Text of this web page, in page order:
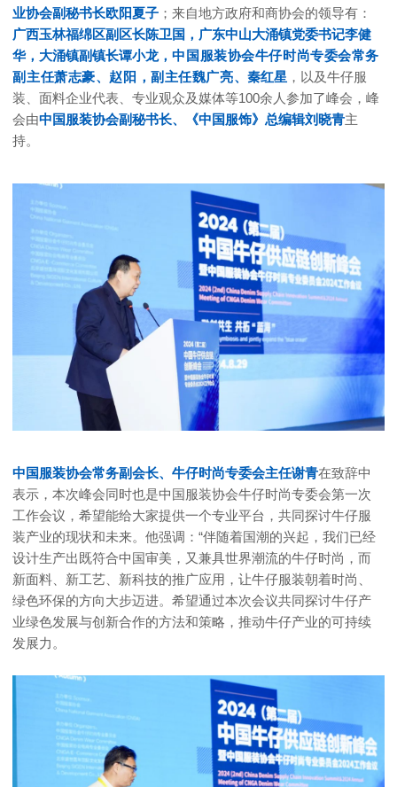
业协会副秘书长欧阳夏子 ；来自地方政府和商协会的领导有：
广西玉林福绵区副区长陈卫国，广东中山大涌镇党委书记李健
华，大涌镇副镇长谭小龙，中国服装协会牛仔时尚专委会常务
副主任萧志豪、赵阳，副主任魏广亮、秦红星 ，以及牛仔服
装、面料企业代表、专业观众及媒体等100余人参加了峰会，峰
会由中国服装协会副秘书长、《中国服饰》总编辑刘晓青主
持。
中国服装协会常务副会长、牛仔时尚专委会主任谢青在致辞中
表示，本次峰会同时也是中国服装协会牛仔时尚专委会第一次
工作会议，希望能给大家提供一个专业平台，共同探讨牛仔服
装产业的现状和未来。他强调：“伴随着国潮的兴起，我们已经
设计生产出既符合中国审美，又兼具世界潮流的牛仔时尚，而
新面料、新工艺、新科技的推广应用，让牛仔服装朝着时尚、
绿色环保的方向大步迈进。希望通过本次会议共同探讨牛仔产
业绿色发展与创新合作的方法和策略，推动牛仔产业的可持续
发展力。